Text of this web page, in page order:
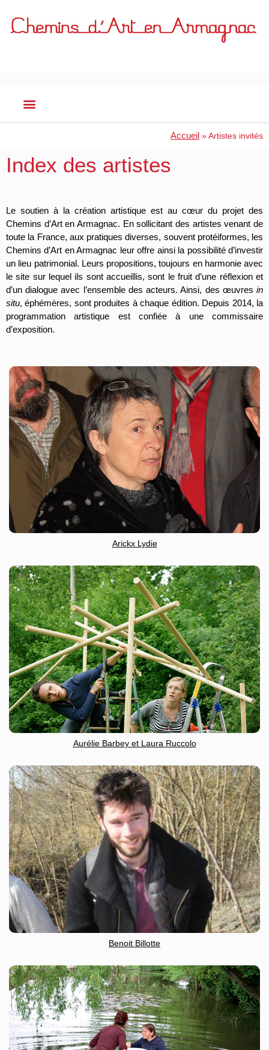
Accueil »Artistes invités
Index des artistes
Le soutien à la création artistique est au cœur du projet des
Chemins d’Art en Armagnac. En sollicitant des artistes venant de
toute la France, aux pratiques diverses, souvent protéiformes, les
Chemins d’Art en Armagnac leur offre ainsi la possibilité d’investir
un lieu patrimonial. Leurs propositions, toujours en harmonie avec
le site sur lequel ils sont accueillis, sont le fruit d’une réflexion et
d’un dialogue avec l’ensemble des acteurs. Ainsi, des œuvres in
situ, éphémères, sont produites à chaque édition. Depuis 2014, la
programmation artistique est confiée à une commissaire
d’exposition.
Arickx Lydie
Aurélie Barbey et Laura Ruccolo
Benoit Billotte